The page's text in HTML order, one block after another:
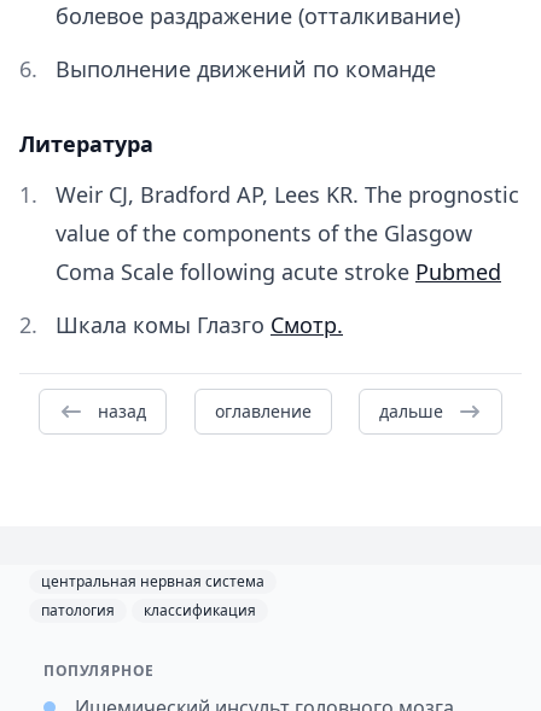
болевое раздражение (отталкивание)
Выполнение движений по команде
Литература
Weir CJ, Bradford AP, Lees KR. The prognostic
value of the components of the Glasgow
Coma Scale following acute stroke Pubmed
Шкала комы Глазго Смотр.
назад оглавление дальше
центральная нервная система
патология
классификация
ПОПУЛЯРНОЕ